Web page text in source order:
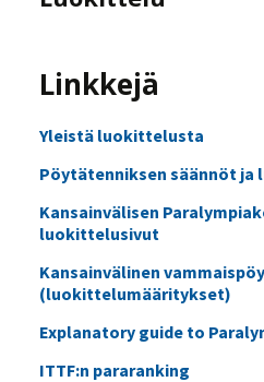
Linkkejä
Yleistä luokittelusta
Pöytätenniksen säännöt ja
Kansainvälisen
luokittelusivut
Kansainvälinen
(luokittelumääritykset)
Explanatory guide to
ITTF:n pararanking